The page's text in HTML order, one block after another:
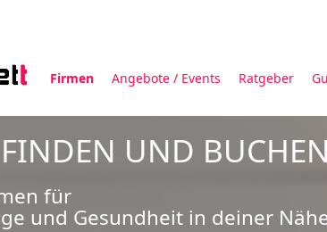
Firmen Angebote / Events Ratgeber
UND BUCHEN
für
und Gesundheit in deiner